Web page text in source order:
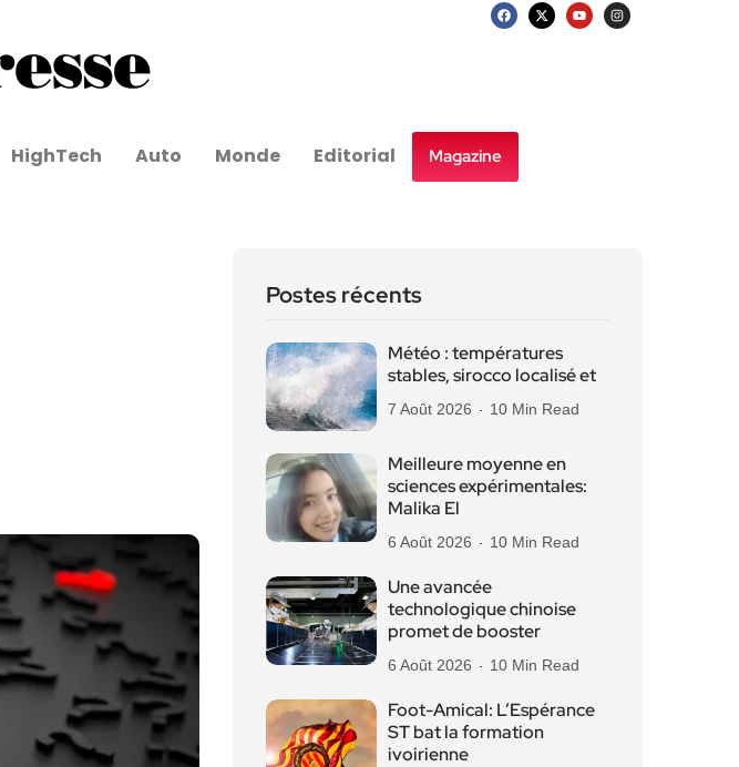
HighTech Auto Monde Editorial Magazine
Postes récents
Météo : températures
stables, sirocco localisé et
7 Août 2026 10 Min Read
Meilleure moyenne en
sciences expérimentales:
Malika El
6 Août 2026 10 Min Read
Une avancée
technologique chinoise
promet de booster
6 Août 2026 10 Min Read
Foot-Amical: L’Espérance
ST bat la formation
ivoirienne